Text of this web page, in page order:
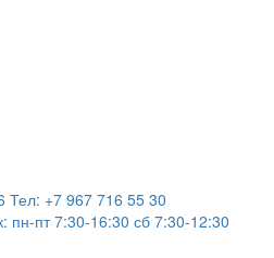
Тел: +7 967 716 55 30
пн-пт 7:30-16:30 сб 7:30-12:30